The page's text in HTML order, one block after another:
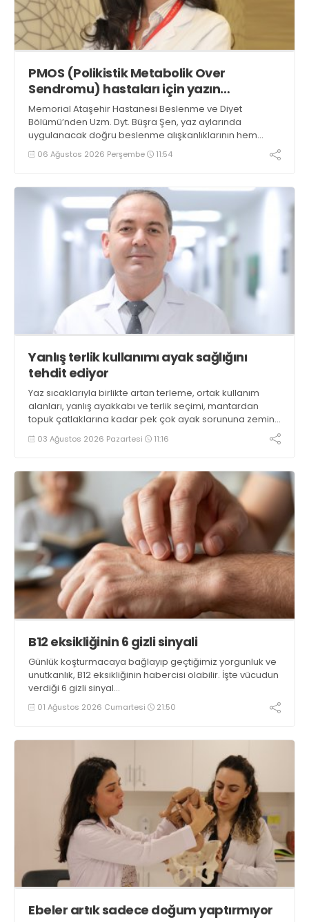
PMOS (Polikistik Metabolik Over
Sendromu) hastaları için yazın
beslenme rehberi
Memorial Ataşehir Hastanesi Beslenme ve Diyet
Bölümü’nden Uzm. Dyt. Büşra Şen, yaz aylarında
uygulanacak doğru beslenme alışkanlıklarının hem
metabolik sağlığı desteklediğini hem de yaşam
kalitesini artırabileceğini belirterek önemli önerilerde
06 Ağustos 2026 Perşembe 11:54
Yanlış terlik kullanımı ayak sağlığını
tehdit ediyor
Yaz sıcaklarıyla birlikte artan terleme, ortak kullanım
alanları, yanlış ayakkabı ve terlik seçimi, mantardan
topuk çatlaklarına kadar pek çok ayak sorununa zemin
hazırlıyor. İstanbul Okan Üniversitesi Hastanesi Podoloji
(Ayak Sağlığı) Kliniğinden Podolog Fahrettin Başar,
önlenebileceğini söylüyor
03 Ağustos 2026 Pazartesi 11:16
B12 eksikliğinin 6 gizli sinyali
Günlük koşturmacaya bağlayıp geçtiğimiz yorgunluk ve
unutkanlık, B12 eksikliğinin habercisi olabilir. İşte vücudun
verdiği 6 gizli sinyal…
01 Ağustos 2026 Cumartesi 21:50
Ebeler artık sadece doğum yaptırmıyor